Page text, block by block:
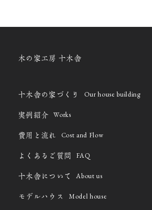
木の家工房 十木舎
十木舎の家づくり Our house building
実例紹介 Works
費用と流れ Cost and Flow
よくあるご質問 FAQ
十木舎について About us
モデルハウス Model house